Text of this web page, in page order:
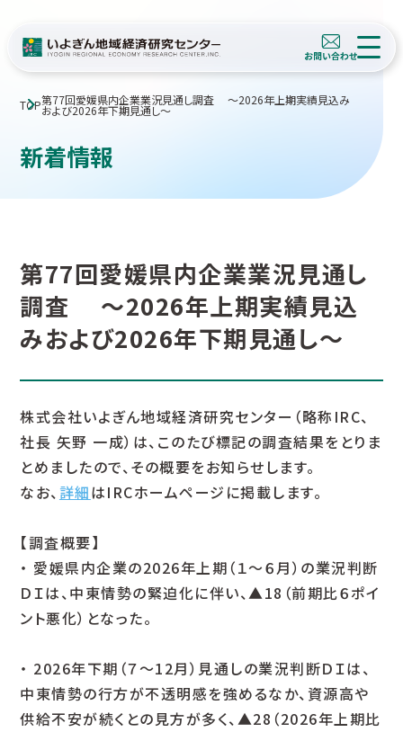
TOP第77回愛媛県内企業業況見通し調査 ～2026年上期実績見込み
および2026年下期見通し～
新着情報
第77回愛媛県内企業業況見通し
調査 ～2026年上期実績見込
みおよび2026年下期見通し～
株式会社いよぎん地域経済研究センター（略称IRC、
社長 矢野 一成）は、このたび標記の調査結果をとりま
とめましたので、その概要をお知らせします。
なお、詳細はIRCホームページに掲載します。
【調査概要】
・ 愛媛県内企業の2026年上期（１～６月）の業況判断
ＤＩは、中東情勢の緊迫化に伴い、▲18（前期比６ポイ
ント悪化）となった。
・ 2026年下期（７～12月）見通しの業況判断ＤＩは、
中東情勢の行方が不透明感を強めるなか、資源高や
供給不安が続くとの見方が多く、▲28（2026年上期比